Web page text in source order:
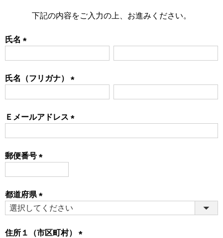
下記の内容をご入力の上、お進みください。
氏名
氏名（フリガナ）
Ｅメールアドレス
郵便番号
都道府県
(必
住所１（市区町村）